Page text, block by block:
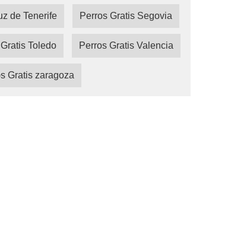
de Tenerife Perros Gratis Segovia
Toledo Perros Gratis Valencia
Gratis zaragoza